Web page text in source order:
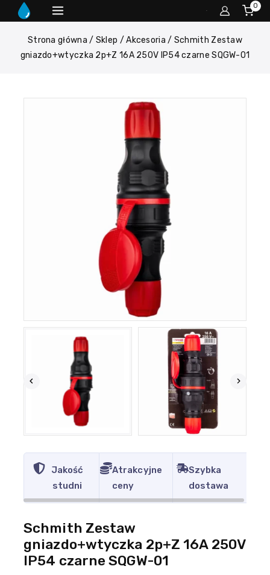
0
Strona główna / Sklep / Akcesoria / Schmith Zestaw
gniazdo+wtyczka 2p+Z 16A 250V IP54 czarne SQGW-01
Jakość
studni
Atrakcyjne
ceny
Szybka
dostawa
Schmith Zestaw
gniazdo+wtyczka 2p+Z 16A 250V
IP54 czarne SQGW-01